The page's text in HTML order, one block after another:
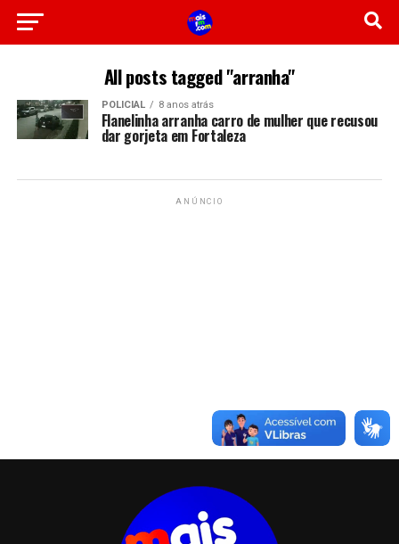
All posts tagged "arranha"
POLICIAL 8 anos atrás
Flanelinha arranha carro de mulher que recusou
dar gorjeta em Fortaleza
ANÚNCIO